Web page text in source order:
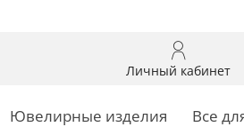
Личный кабинет
Ювелирные изделия Все